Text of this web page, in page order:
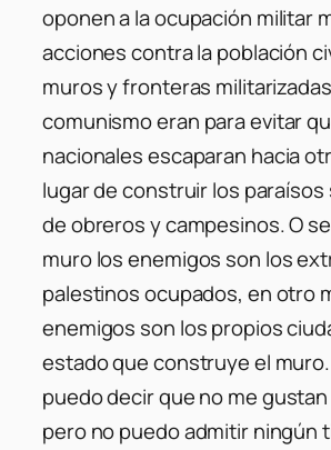
oponen a la ocupación militar
acciones contra la población
muros y fronteras
comunismo eran para evitar
nacionales escaparan hacia
lugar de construir los paraísos
de obreros y campesinos. O
muro los enemigos son los
palestinos ocupados, en otro
enemigos son los propios
estado que construye el
puedo decir que no me
pero no puedo admitir ningún